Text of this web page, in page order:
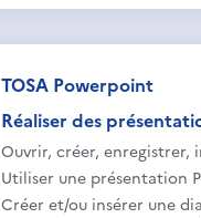
TOSA Powerpoint
Réaliser des
Ouvrir, créer, enregistrer,
Utiliser une présentation
Créer et/ou insérer une